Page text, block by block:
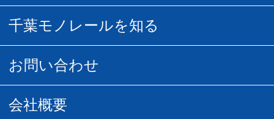
URBAN FLYER時刻表
貸切列車
フリーきっぷ
記念切符
割引制度
葭川となみグッズ
初音ミクグッズ
モノちゃんトラベル
広告募集
千葉モノレールを知る
営業距離世界最長
お問い合わせ
お客様の声
会社概要